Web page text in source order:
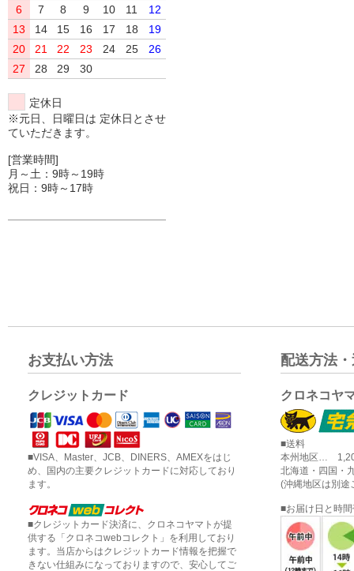
6
7 8 9 10 11
12
13
14 15 16 17 18
19
20
21 22 23 24 25
26
27
28 29 30
定休日
※元日、日曜日は 定休日とさせ
ていただきます。
[営業時間]
月～土：9時～19時
祝日：9時～17時
お支払い方法
クレジットカード
■VISA、Master、JCB、DINERS、AMEXをはじ
め、国内の主要クレジットカードに対応しており
ます。
■クレジットカード決済に、クロネコヤマトが提
供する「クロネコwebコレクト」を利用しており
ます。当店からはクレジットカード情報を把握で
きない仕組みになっておりますので、安心してご
配送方法
クロネコヤ
■送料
本州地区…
北海道・四国
(沖縄地区は別途
■お届け日と時